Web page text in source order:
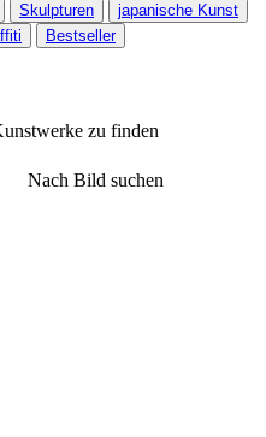
Skulpturen
japanische Kunst
Bestseller
zu finden
Nach Bild suchen